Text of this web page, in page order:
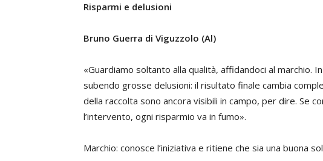
Risparmi e delusioni
Bruno Guerra di Viguzzolo (Al)
«Guardiamo soltanto alla qualità, affidandoci al marchio.
subendo grosse delusioni: il risultato finale cambia
della raccolta sono ancora visibili in campo, per dire. Se
l’intervento, ogni risparmio va in fumo».
Marchio: conosce l’iniziativa e ritiene che sia una buona